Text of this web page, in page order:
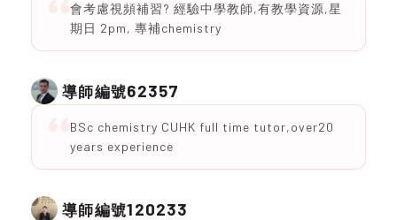
會考慮視頻補習? 經驗中學教師,有教學資源,星
期日 2pm, 專補chemistry
導師編號62357
BSc chemistry CUHK full time tutor,over20
years experience
導師編號120233